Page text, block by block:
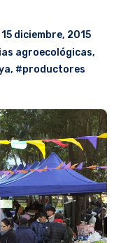
15 diciembre, 2015
agroecológicas,
, #productores